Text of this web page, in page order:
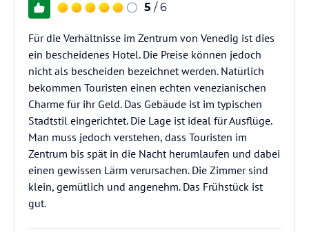
5 / 6
Für die Verhältnisse im Zentrum von Venedig ist dies
ein bescheidenes Hotel. Die Preise können jedoch
nicht als bescheiden bezeichnet werden. Natürlich
bekommen Touristen einen echten venezianischen
Charme für ihr Geld. Das Gebäude ist im typischen
Stadtstil eingerichtet. Die Lage ist ideal für Ausflüge.
Man muss jedoch verstehen, dass Touristen im
Zentrum bis spät in die Nacht herumlaufen und dabei
einen gewissen Lärm verursachen. Die Zimmer sind
klein, gemütlich und angenehm. Das Frühstück ist
gut.